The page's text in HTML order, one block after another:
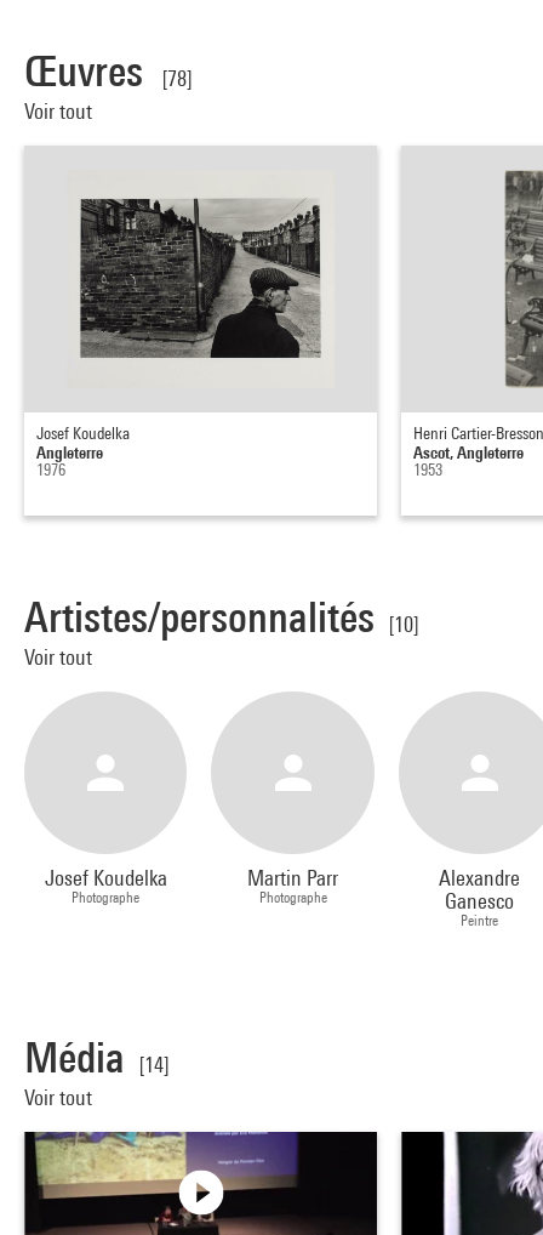
Œuvres
[78]
Voir tout
Josef Koudelka
Angleterre
1976
Henri Cartier-
Ascot, Angleterre
1953
Artistes/personnalités
[10]
Voir tout
Josef Koudelka
Photographe
Martin Parr
Photographe
Alexandre
Ganesco
Peintre
Média
[14]
Voir tout